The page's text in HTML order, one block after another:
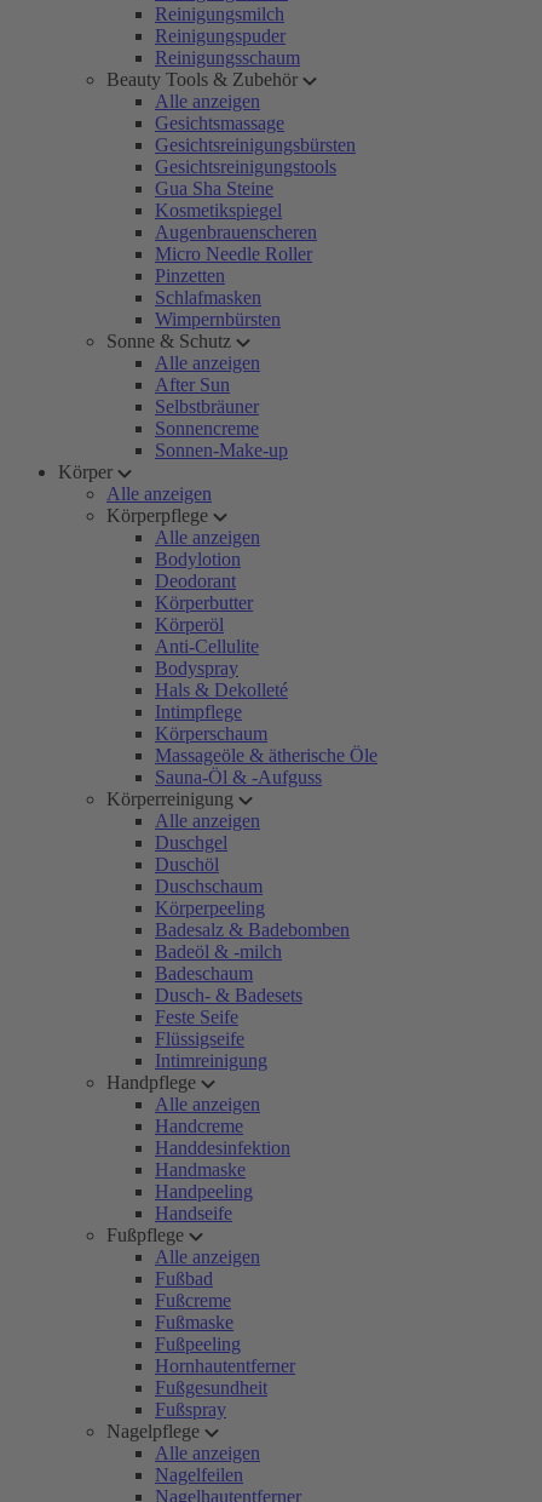
Reinigungsmilch
Reinigungspuder
Reinigungsschaum
Beauty Tools & Zubehör
Alle anzeigen
Gesichtsmassage
Gesichtsreinigungsbürsten
Gesichtsreinigungstools
Gua Sha Steine
Kosmetikspiegel
Augenbrauenscheren
Micro Needle Roller
Pinzetten
Schlafmasken
Wimpernbürsten
Sonne & Schutz
Alle anzeigen
After Sun
Selbstbräuner
Sonnencreme
Sonnen-Make-up
Körper
Alle anzeigen
Körperpflege
Alle anzeigen
Bodylotion
Deodorant
Körperbutter
Körperöl
Anti-Cellulite
Bodyspray
Hals & Dekolleté
Intimpflege
Körperschaum
Massageöle & ätherische Öle
Sauna-Öl & -Aufguss
Körperreinigung
Alle anzeigen
Duschgel
Duschöl
Duschschaum
Körperpeeling
Badesalz & Badebomben
Badeöl & -milch
Badeschaum
Dusch- & Badesets
Feste Seife
Flüssigseife
Intimreinigung
Handpflege
Alle anzeigen
Handcreme
Handdesinfektion
Handmaske
Handpeeling
Handseife
Fußpflege
Alle anzeigen
Fußbad
Fußcreme
Fußmaske
Fußpeeling
Hornhautentferner
Fußgesundheit
Fußspray
Nagelpflege
Alle anzeigen
Nagelfeilen
Nagelhautentferner